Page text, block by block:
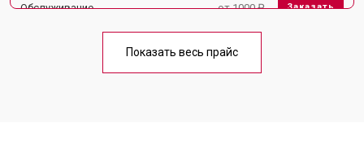
Обслуживание от 1000 ₽ Заказать
Замена блока питания от 1000 ₽
Показать весь прайс